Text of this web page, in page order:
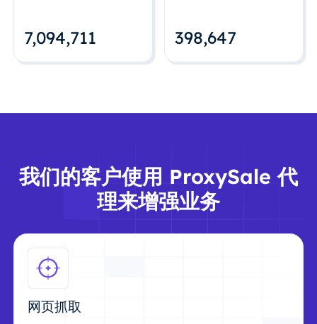
7,094,712 398,648
我们的客户使用 ProxySale 代
理来增强业务
网页抓取